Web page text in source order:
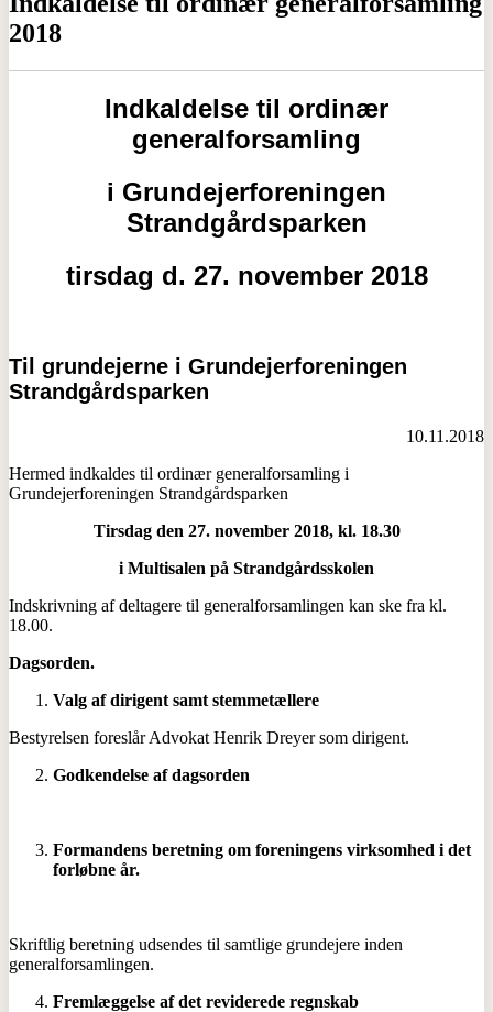
2018
Indkaldelse til ordinær
generalforsamling
i Grundejerforeningen
Strandgårdsparken
tirsdag d. 27. november 2018
Til grundejerne i Grundejerforeningen
Strandgårdsparken
10.11.2018
Hermed indkaldes til ordinær generalforsamling i
Grundejerforeningen Strandgårdsparken
Tirsdag den 27. november 2018, kl. 18.30
i Multisalen på Strandgårdsskolen
Indskrivning af deltagere til generalforsamlingen kan ske fra kl.
18.00.
Dagsorden.
Valg af dirigent samt stemmetællere
Bestyrelsen foreslår Advokat Henrik Dreyer som dirigent.
Godkendelse af dagsorden
Formandens beretning om foreningens virksomhed i det
forløbne år.
Skriftlig beretning udsendes til samtlige grundejere inden
generalforsamlingen.
Fremlæggelse af det reviderede regnskab